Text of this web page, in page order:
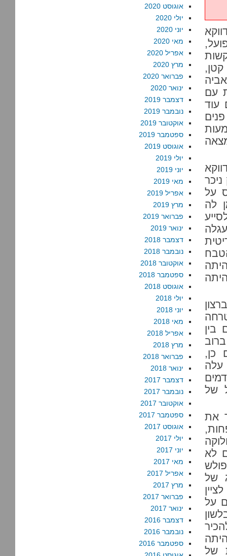
עם
עוד
על
לה
1919, עם הטבח
בין
ברוב
כן,
עלה
דמים
של
את
לא
של
על
של
אוגוסט 2020
יולי 2020
יוני 2020
מאי 2020
אפריל 2020
מרץ 2020
פברואר 2020
ינואר 2020
דצמבר 2019
נובמבר 2019
אוקטובר 2019
ספטמבר 2019
אוגוסט 2019
יולי 2019
יוני 2019
מאי 2019
אפריל 2019
מרץ 2019
פברואר 2019
ינואר 2019
דצמבר 2018
נובמבר 2018
אוקטובר 2018
ספטמבר 2018
אוגוסט 2018
יולי 2018
יוני 2018
מאי 2018
אפריל 2018
מרץ 2018
פברואר 2018
ינואר 2018
דצמבר 2017
נובמבר 2017
אוקטובר 2017
ספטמבר 2017
אוגוסט 2017
יולי 2017
יוני 2017
מאי 2017
אפריל 2017
מרץ 2017
פברואר 2017
ינואר 2017
דצמבר 2016
נובמבר 2016
ספטמבר 2016